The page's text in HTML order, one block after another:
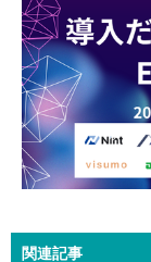
関連記事